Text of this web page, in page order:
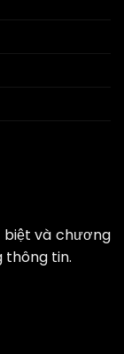
biệt và chương
thông tin.